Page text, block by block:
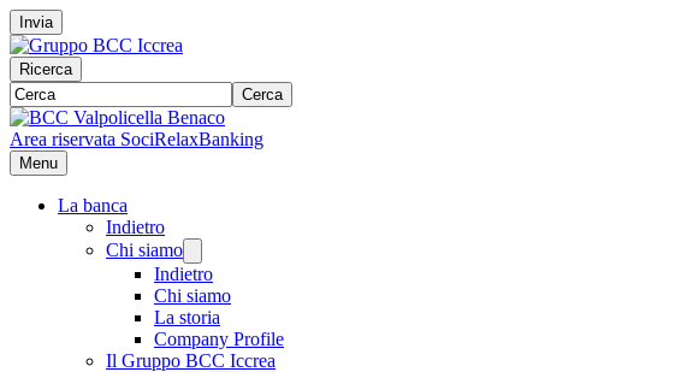
Invia
Ricerca
Cerca
Area riservata SociRelaxBanking
Menu
La banca
Indietro
Chi siamo
Indietro
Chi siamo
La storia
Company Profile
Il Gruppo BCC Iccrea